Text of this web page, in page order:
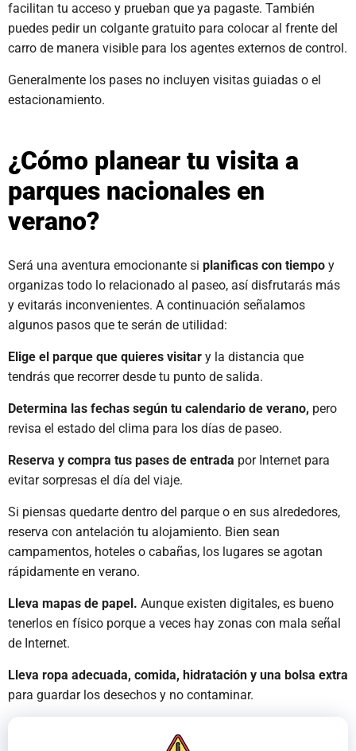
facilitan tu acceso y prueban que ya pagaste. También
puedes pedir un colgante gratuito para colocar al frente del
carro de manera visible para los agentes externos de control.
Generalmente los pases no incluyen visitas guiadas o el
estacionamiento.
¿Cómo planear tu visita a
parques nacionales en
verano?
Será una aventura emocionante si planificas con tiempo y
organizas todo lo relacionado al paseo, así disfrutarás más
y evitarás inconvenientes. A continuación señalamos
algunos pasos que te serán de utilidad:
Elige el parque que quieres visitar y la distancia que
tendrás que recorrer desde tu punto de salida.
Determina las fechas según tu calendario de verano, pero
revisa el estado del clima para los días de paseo.
Reserva y compra tus pases de entrada por Internet para
evitar sorpresas el día del viaje.
Si piensas quedarte dentro del parque o en sus alrededores,
reserva con antelación tu alojamiento. Bien sean
campamentos, hoteles o cabañas, los lugares se agotan
rápidamente en verano.
Lleva mapas de papel. Aunque existen digitales, es bueno
tenerlos en físico porque a veces hay zonas con mala señal
de Internet.
Lleva ropa adecuada, comida, hidratación y una bolsa extra
para guardar los desechos y no contaminar.